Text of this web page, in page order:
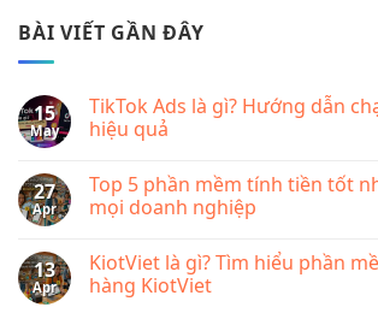
BÀI VIẾT GẦN ĐÂY
15
May
TikTok Ads là gì? Hướng dẫn
hiệu quả
on
TikTok
Ads
Hướng
dẫn
chạy
27
Apr
Top 5 phần mềm tính tiền tốt
mọi doanh nghiệp
on
Top
5
13
Apr
KiotViet là gì? Tìm hiểu phần
hàng KiotViet